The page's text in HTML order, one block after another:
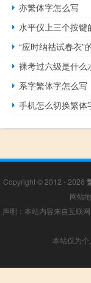
亦繁体字怎么写
水平仪上三个按键
“应时纳祜试春衣”
裸考过六级是什么
系字繁体字怎么写
手机怎么切换繁体
Copyright © 2012 - 2026
网站
声明：本站内容来自互联
本站仅为